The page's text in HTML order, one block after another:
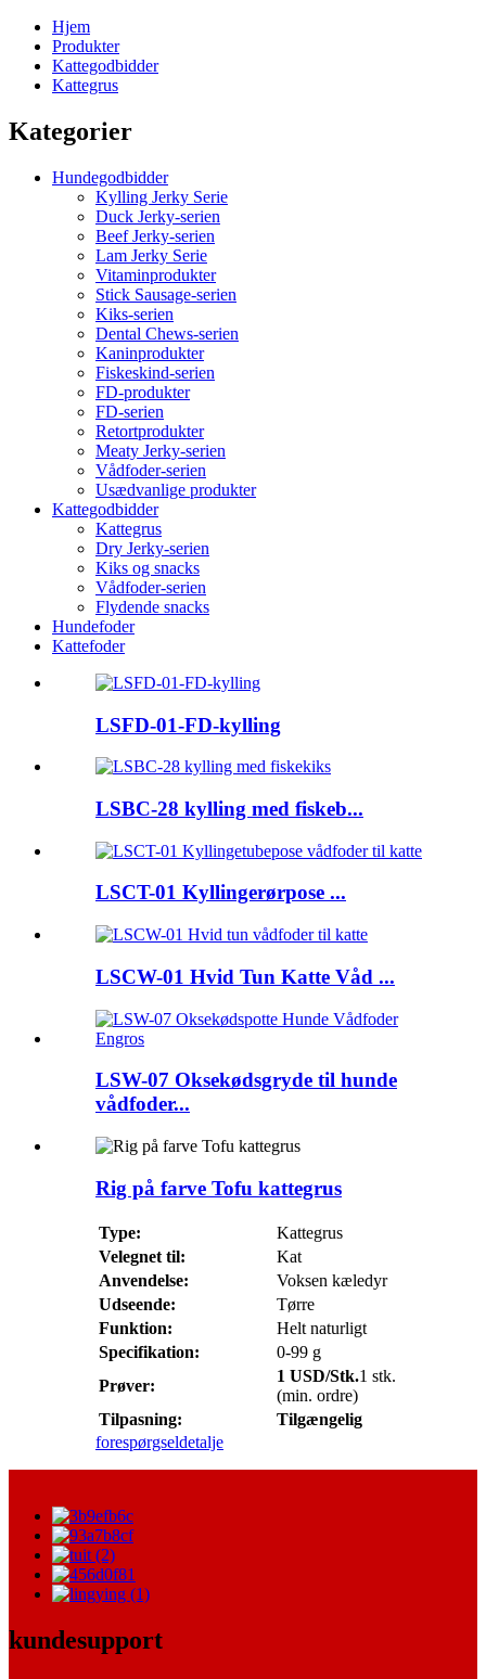
Hjem
Produkter
Kattegodbidder
Kattegrus
Kategorier
Hundegodbidder
Kylling Jerky Serie
Duck Jerky-serien
Beef Jerky-serien
Lam Jerky Serie
Vitaminprodukter
Stick Sausage-serien
Kiks-serien
Dental Chews-serien
Kaninprodukter
Fiskeskind-serien
FD-produkter
FD-serien
Retortprodukter
Meaty Jerky-serien
Vådfoder-serien
Usædvanlige produkter
Kattegodbidder
Kattegrus
Dry Jerky-serien
Kiks og snacks
Vådfoder-serien
Flydende snacks
Hundefoder
Kattefoder
LSFD-01-FD-kylling
LSBC-28 kylling med fiskeb...
LSCT-01 Kyllingerørpose ...
LSCW-01 Hvid Tun Katte Våd ...
LSW-07 Oksekødsgryde til hunde
vådfoder...
Rig på farve Tofu kattegrus
Type:
Kattegrus
Velegnet til:
Kat
Anvendelse:
Voksen kæledyr
Udseende:
Tørre
Funktion:
Helt naturligt
Specifikation:
0-99 g
Prøver:
1 USD/Stk.1 stk.
(min. ordre)
Tilpasning:
Tilgængelig
forespørgseldetalje
kundesupport